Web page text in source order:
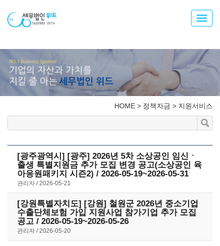
HOME > 정책자금 > 지원서비스
[광주광역시] [광주] 2026년 5차 소상공인 임신ㆍ
출생 특별지원금 추가 모집 변경 공고(소상공인 육
아응원패키지 시즌2) / 2026-05-19~2026-05-31
관리자 2026-05-21
[강원특별자치도] [강원] 철원군 2026년 중소기업
수출단체보험 가입 지원사업 참가기업 추가 모집
공고 / 2026-05-19~2026-05-26
관리자 2026-05-20